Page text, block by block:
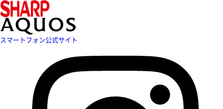
スマートフォン公式サイト